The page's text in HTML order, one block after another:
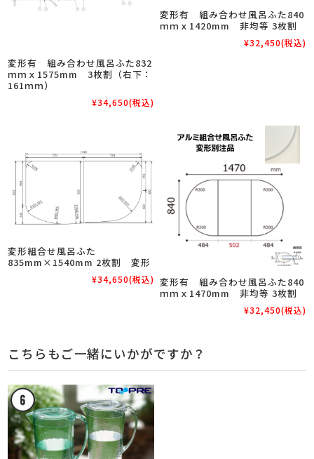
変形有 組み合わせ風呂ふた832
ｍｍｘ1575mm 3枚割（右下：
161ｍｍ）
¥34,650(税込)
変形有 組み合わせ風呂ふた840
ｍｍｘ1420mm 非均等 3枚割
¥32,450(税込)
変形組合せ風呂ふた
835mm×1540mm 2枚割 変形
¥34,650(税込) 変形有 組み合わせ風呂ふた840
ｍｍｘ1470mm 非均等 3枚割
¥32,450(税込)
こちらもご一緒にいかがですか？